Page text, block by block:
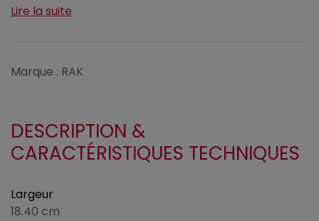
Lire la suite
Marque : RAK
DESCRIPTION &
CARACTÉRISTIQUES TECHNIQUES
Largeur
18.40 cm